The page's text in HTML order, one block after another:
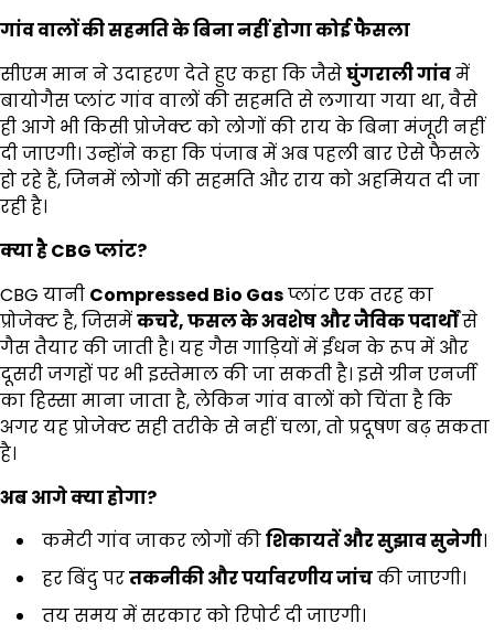
गांव वालों की सहमति के बिना नहीं होगा कोई फैसला
सीएम मान ने उदाहरण देते हुए कहा कि जैसेघुंगराली गांवमें
बायोगैस प्लांट गांव वालों की सहमति से लगाया गया था, वैसे
ही आगे भी किसी प्रोजेक्ट को लोगों की राय के बिना मंजूरी नहीं
दी जाएगी। उन्होंने कहा कि पंजाब में अब पहली बार ऐसे फैसले
हो रहे हैं, जिनमें लोगों की सहमति और राय को अहमियत दी जा
रही है।
क्या हैCBGप्लांट?
CBG यानी Compressed Bio Gasप्लांट एक तरह का
प्रोजेक्ट है, जिसमेंकचरे,फसल के अवशेष और जैविक पदार्थोंसे
गैस तैयार की जाती है। यह गैस गाड़ियों में ईंधन के रूप में और
दूसरी जगहों पर भी इस्तेमाल की जा सकती है। इसे ग्रीन एनर्जी
का हिस्सा माना जाता है, लेकिन गांव वालों को चिंता है कि
अगर यह प्रोजेक्ट सही तरीके से नहीं चला, तो प्रदूषण बढ़ सकता
है।
अब आगे क्या होगा?
कमेटी गांव जाकर लोगों कीशिकायतें और सुझाव सुनेगी।
हर बिंदु परतकनीकी और पर्यावरणीय जांचकी जाएगी।
तय समय में सरकार को रिपोर्ट दी जाएगी।